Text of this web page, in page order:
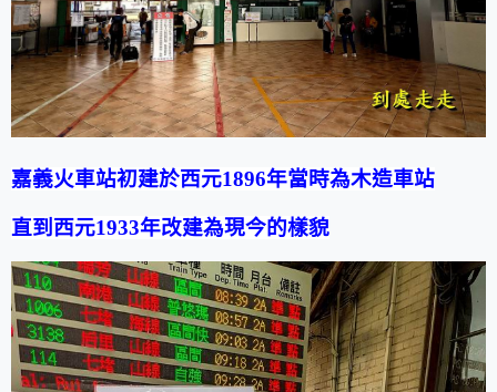
嘉義火車站初建於西元1896年當時為木造車站
直到西元1933年改建為現今的樣貌